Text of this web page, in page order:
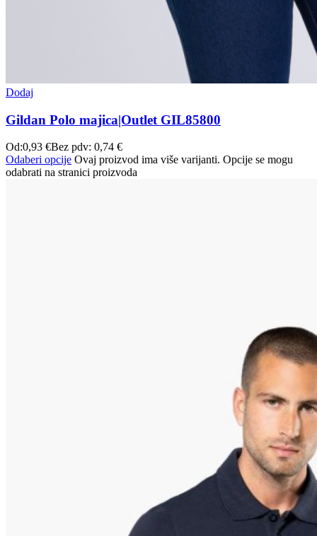
Dodaj
Gildan Polo majica|Outlet GIL85800
Od:0,93 €Bez pdv: 0,74 €
Odaberi opcije Ovaj proizvod ima više varijanti. Opcije se mogu
odabrati na stranici proizvoda